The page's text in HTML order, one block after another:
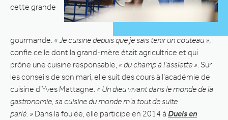
cette grande
gourmande. « Je cuisine depuis que je sais tenir un couteau »
confie celle dont la grand-mère était agricultrice et qui
prône une cuisine responsable, « du champ à l’assiette » . Sur
les conseils de son mari, elle suit des cours à l’académie de
cuisine d’Yves Mattagne. « Un dieu vivant dans le monde de la
gastronomie, sa cuisine du monde m’a tout de suite
parlé. » Dans la foulée, elle participe en 2014 à Duels en